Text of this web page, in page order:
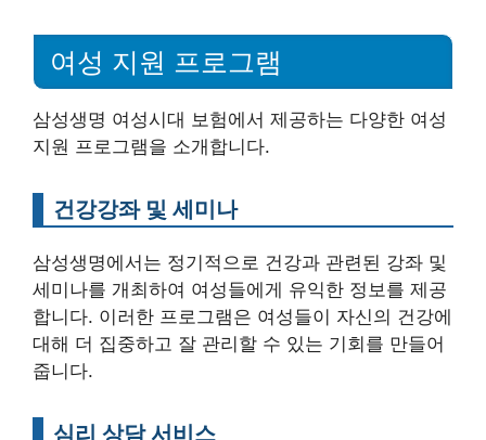
여성 지원 프로그램
삼성생명 여성시대 보험에서 제공하는 다양한 여성
지원 프로그램을 소개합니다.
건강강좌 및 세미나
삼성생명에서는 정기적으로 건강과 관련된 강좌 및
세미나를 개최하여 여성들에게 유익한 정보를 제공
합니다. 이러한 프로그램은 여성들이 자신의 건강에
대해 더 집중하고 잘 관리할 수 있는 기회를 만들어
줍니다.
심리 상담 서비스